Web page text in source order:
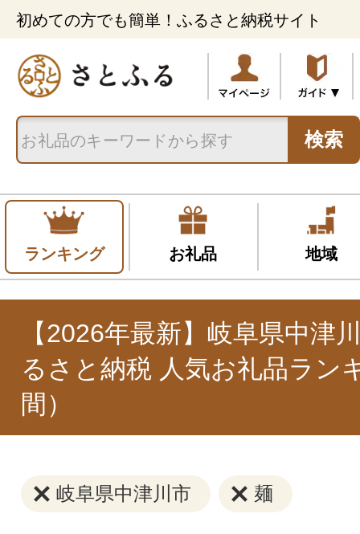
初めての方でも簡単！ふるさと納税サイト
検索
ランキング お礼品 地域
【2026年最新】岐阜県中津
るさと納税 人気お礼品ラン
間）
岐阜県中津川市 麺